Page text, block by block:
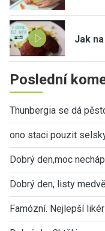
Jak
Poslední
Thunbergia se dá
ono staci pouzit
Dobrý den,moc
Dobrý den, listy
Famózní. Nejlepší